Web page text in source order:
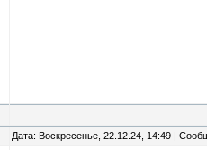
Дата: Воскресенье, 22.12.24, 14:49 |